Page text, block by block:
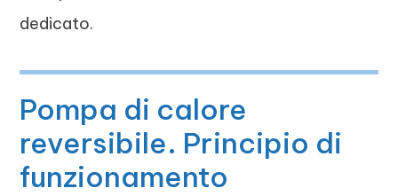
dedicato.
Pompa di calore
reversibile. Principio di
funzionamento